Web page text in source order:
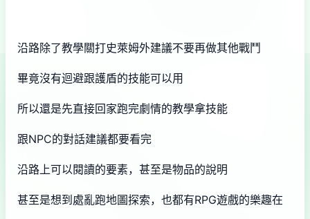
沿路除了教學關打史萊姆外建議不要再做其他戰鬥
畢竟沒有迴避跟護盾的技能可以用
所以還是先直接回家跑完劇情的教學拿技能
跟NPC的對話建議都要看完
沿路上可以閱讀的要素，甚至是物品的說明
甚至是想到處亂跑地圖探索，也都有RPG遊戲的樂趣在